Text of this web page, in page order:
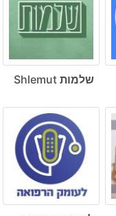
שלמות Shlemut